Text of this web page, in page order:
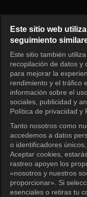
Este sitio web
seguimiento
Este sitio también
recopilación de datos y
para mejorar la
rendimiento y el tráfico
información sobre el
sociales, publicidad y
Política de privacidad y
Tanto nosotros como
accedemos a datos
o identificadores
Aceptar cookies,
rastreo apoyen los
«nosotros y nuestros
proporcionar». Si
esenciales o retiras tu